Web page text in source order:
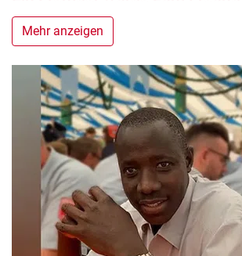
Mehr anzeigen